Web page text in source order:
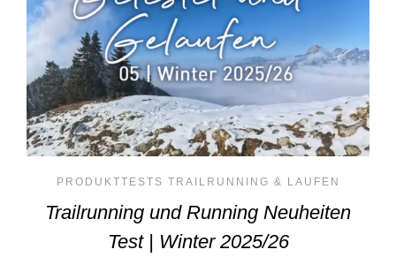
PRODUKTTESTS TRAILRUNNING & LAUFEN
Trailrunning und Running Neuheiten
Test | Winter 2025/26